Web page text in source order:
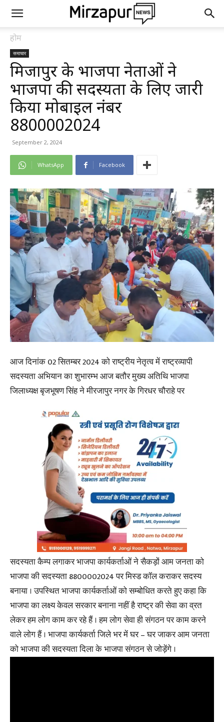
होम
समाचार
मिर्जापुर के भाजपा नेताओं ने
भाजपा की सदस्यता के लिए जारी
किया मोबाइल नंबर
8800002024
September 2, 2024
WhatsApp Facebook
आज दिनांक 02 सितम्बर 2024 को राष्ट्रीय नेतृत्व में राष्ट्रव्यापी
सदस्यता अभियान का शुभारम्भ आज बतौर मुख्य अतिथि भाजपा
जिलाध्यक्ष बृजभूषण सिंह ने मीरजापुर नगर के गिरधर चौराहे पर
सदस्यता कैम्प लगाकर भाजपा कार्यकर्ताओं ने सैकड़ों आम जनता को
भाजपा की सदस्यता 8800002024 पर मिस्ड कॉल कराकर सदस्य
बनाया । उपस्थित भाजपा कार्यकर्ताओं को सम्बोधित करते हुए कहा कि
भाजपा का लक्ष्य केवल सरकार बनाना नहीं है राष्ट्र की सेवा का व्रत
लेकर हम लोग काम कर रहे हैं । हम लोग सेवा ही संगठन पर काम करने
वाले लोग हैं । भाजपा कार्यकर्ता जिले भर में घर – घर जाकर आम जनता
को भाजपा की सदस्यता दिला के भाजपा संगठन से जोड़ेंगे ।